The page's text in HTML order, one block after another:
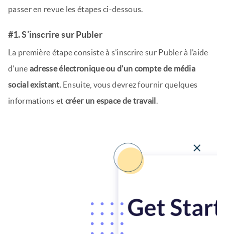
passer en revue les étapes ci-dessous.
#1. S’inscrire sur Publer
La première étape consiste à s’inscrire sur Publer à l’aide
d’une adresse électronique ou d’un compte de média
social existant. Ensuite, vous devrez fournir quelques
informations et créer un espace de travail .